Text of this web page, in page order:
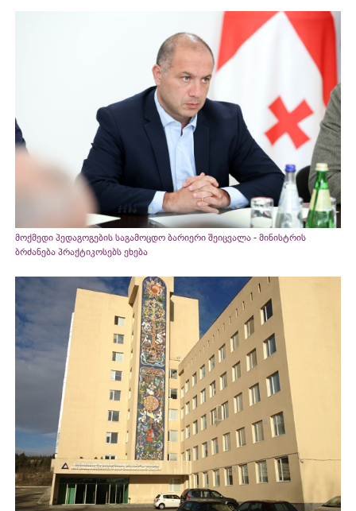
მოქმედი პედაგოგების საგამოცდო ბარიერი შეიცვალა - მინისტრის
ბრძანება პრაქტიკოსებს ეხება